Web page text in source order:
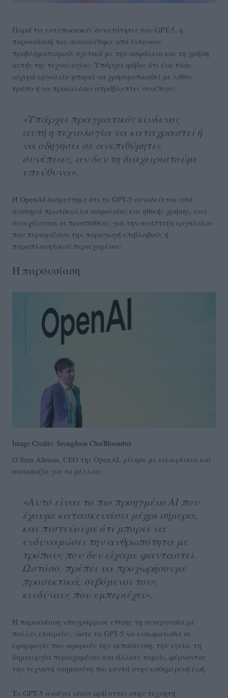
Παρά τις εντυπωσιακές δυνατότητες του GPT-5, η
παρουσίασή του συνοδεύτηκε από έντονους
προβληματισμούς σχετικά με την ασφάλεια και τη χρήση
αυτής της τεχνολογίας. Υπάρχει φόβος ότι ένα τόσο
ισχυρό εργαλείο μπορεί να χρησιμοποιηθεί με λάθος
τρόπο ή να προκαλέσει απρόβλεπτες συνέπειες.
«Υπάρχει πραγματικός κίνδυνος
αυτή η τεχνολογία να καταχραστεί ή
να οδηγήσει σε ανεπιθύμητες
συνέπειες, αν δεν τη διαχειριστούμε
υπεύθυνα».
Η OpenAI δεσμεύτηκε ότι το GPT-5 συνοδεύεται από
αυστηρά πρωτόκολλα ασφαλείας και ηθικής χρήσης, ενώ
συνεχίζονται οι προσπάθειες για την ανάπτυξη εργαλείων
που περιορίζουν την παραγωγή επιβλαβούς ή
παραπλανητικού περιεχομένου.
Η παρουσίαση
Image Credits: SeongJoon Cho/Bloomber
Ο Sam Altman, CEO της OpenAI, μίλησε με ειλικρίνεια και
αισιοδοξία για το μέλλον:
«Αυτό είναι το πιο προηγμένο AI που
έχουμε κατασκευάσει μέχρι σήμερα,
και πιστεύουμε ότι μπορεί να
ενδυναμώσει την ανθρωπότητα με
τρόπους που δεν είχαμε φανταστεί.
Ωστόσο, πρέπει να προχωρήσουμε
προσεκτικά, σεβόμενοι τους
κινδύνους που εμπεριέχει».
Η παρουσίαση υπογράμμισε επίσης τη συνεργασία με
πολλές εταιρείες, ώστε το GPT-5 να ενσωματωθεί σε
εφαρμογές που αφορούν την εκπαίδευση, την υγεία, τη
δημιουργία περιεχομένου και άλλους τομείς, φέρνοντας
την τεχνητή νοημοσύνη πιο κοντά στην καθημερινή ζωή.
Το GPT-5 ανοίγει νέους ορίζοντες στην τεχνητή